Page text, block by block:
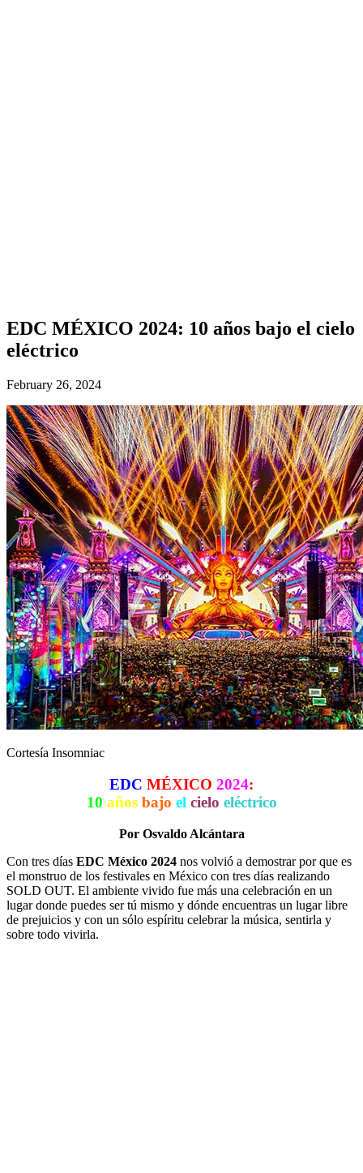
EDC MÉXICO 2024: 10 años bajo el cielo
eléctrico
February 26, 2024
Cortesía Insomniac
EDC MÉXICO 2024:
10 años bajo el cielo eléctrico
Por Osvaldo Alcántara
Con tres días EDC México 2024 nos volvió a demostrar por que es
el monstruo de los festivales en México con tres días realizando
SOLD OUT. El ambiente vivido fue más una celebración en un
lugar donde puedes ser tú mismo y dónde encuentras un lugar libre
de prejuicios y con un sólo espíritu celebrar la música, sentirla y
sobre todo vivirla.